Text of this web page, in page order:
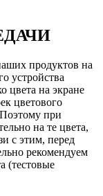
продуктов на
устройства
цвета на экране
цветового
при
на те цвета,
с этим, перед
рекомендуем
(тестовые